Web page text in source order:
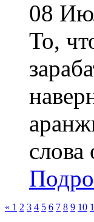
08
То,
слова
« 1 2 3 4 5 6 7 8 9 10